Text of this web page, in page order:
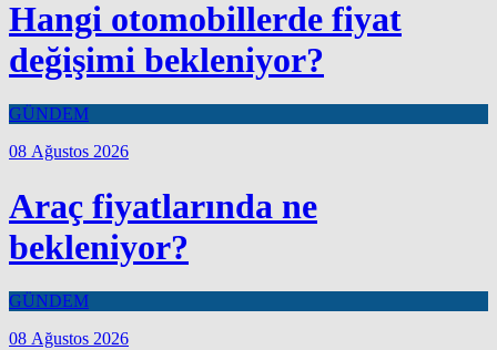
Hangi otomobillerde fiyat
değişimi bekleniyor?
GÜNDEM
08 Ağustos 2026
Araç fiyatlarında ne
bekleniyor?
GÜNDEM
08 Ağustos 2026